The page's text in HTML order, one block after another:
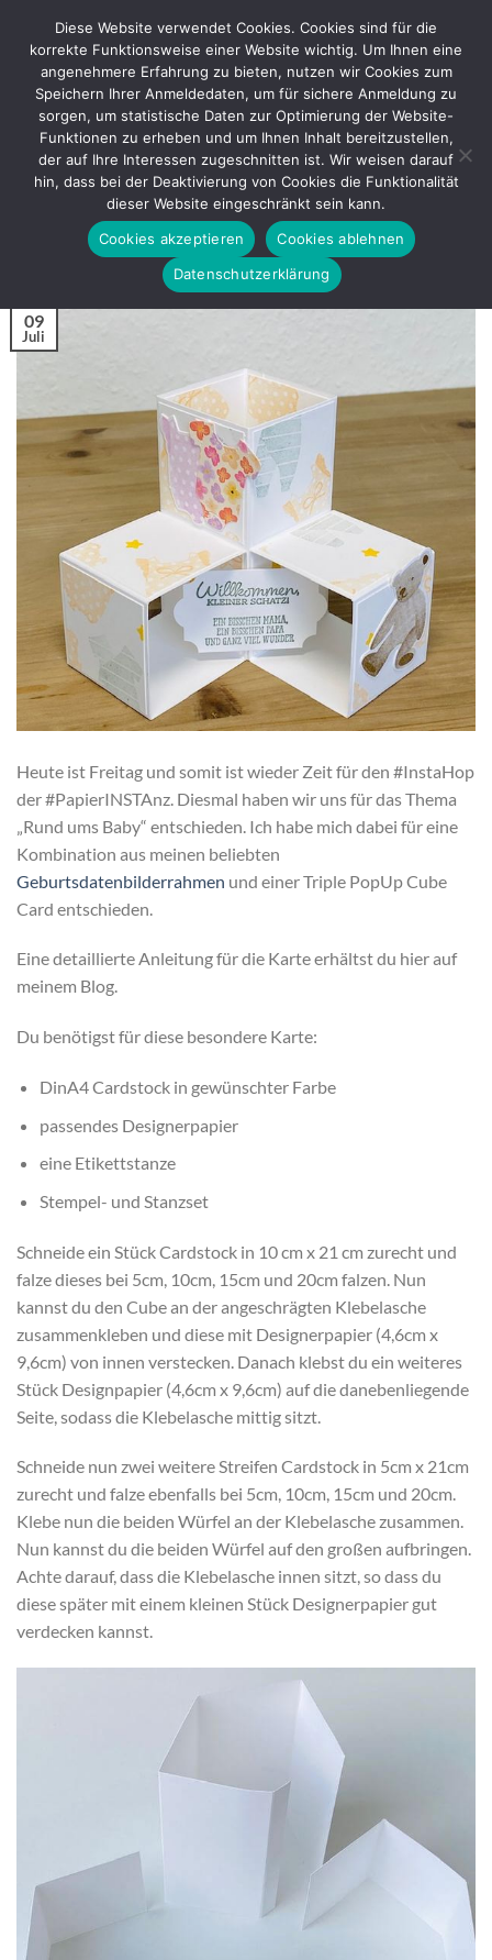
Inhalt
springen
BASTELANLEITUNG
Triple PopUp Cube Card –
Bastelanleitung
VERÖFFENTLICHT AMJULI 9, 2021VONREGINA
09
Juli
Heute ist Freitag und somit ist wieder Zeit für den #InstaHop
der #PapierINSTAnz. Diesmal haben wir uns für das Thema
„Rund ums Baby“ entschieden. Ich habe mich dabei für eine
Kombination aus meinen beliebten
Geburtsdatenbilderrahmen und einer Triple PopUp Cube
Card entschieden.
Eine detaillierte Anleitung für die Karte erhältst du hier auf
meinem Blog.
Du benötigst für diese besondere Karte:
DinA4 Cardstock in gewünschter Farbe
passendes Designerpapier
eine Etikettstanze
Stempel- und Stanzset
Schneide ein Stück Cardstock in 10 cm x 21 cm zurecht und
falze dieses bei 5cm, 10cm, 15cm und 20cm falzen. Nun
kannst du den Cube an der angeschrägten Klebelasche
zusammenkleben und diese mit Designerpapier (4,6cm x
9,6cm) von innen verstecken. Danach klebst du ein weiteres
Stück Designpapier (4,6cm x 9,6cm) auf die danebenliegende
Seite, sodass die Klebelasche mittig sitzt.
Schneide nun zwei weitere Streifen Cardstock in 5cm x 21cm
zurecht und falze ebenfalls bei 5cm, 10cm, 15cm und 20cm.
Klebe nun die beiden Würfel an der Klebelasche zusammen.
Nun kannst du die beiden Würfel auf den großen aufbringen.
Achte darauf, dass die Klebelasche innen sitzt, so dass du
diese später mit einem kleinen Stück Designerpapier gut
verdecken kannst.
Diese Website verwendet Cookies. Cookies sind für die
korrekte Funktionsweise einer Website wichtig. Um Ihnen eine
angenehmere Erfahrung zu bieten, nutzen wir Cookies zum
Speichern Ihrer Anmeldedaten, um für sichere Anmeldung zu
sorgen, um statistische Daten zur Optimierung der Website-
Funktionen zu erheben und um Ihnen Inhalt bereitzustellen,
der auf Ihre Interessen zugeschnitten ist. Wir weisen darauf
hin, dass bei der Deaktivierung von Cookies die Funktionalität
dieser Website eingeschränkt sein kann.
Cookies akzeptieren
Cookies ablehnen
Datenschutzerklärung